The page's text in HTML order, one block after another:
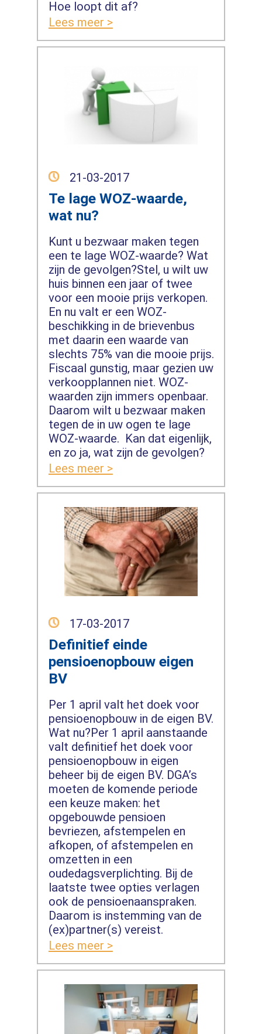
Hoe loopt dit af?
Lees meer >
21-03-2017
Te lage WOZ-waarde,
wat nu?
Kunt u bezwaar maken tegen
een te lage WOZ-waarde? Wat
zijn de gevolgen?Stel, u wilt uw
huis binnen een jaar of twee
voor een mooie prijs verkopen.
En nu valt er een WOZ-
beschikking in de brievenbus
met daarin een waarde van
slechts 75% van die mooie prijs.
Fiscaal gunstig, maar gezien uw
verkoopplannen niet. WOZ-
waarden zijn immers openbaar.
Daarom wilt u bezwaar maken
tegen de in uw ogen te lage
WOZ-waarde. Kan dat eigenlijk,
en zo ja, wat zijn de gevolgen?
Lees meer >
17-03-2017
Definitief einde
pensioenopbouw eigen
BV
Per 1 april valt het doek voor
pensioenopbouw in de eigen BV.
Wat nu?Per 1 april aanstaande
valt definitief het doek voor
pensioenopbouw in eigen
beheer bij de eigen BV. DGA’s
moeten de komende periode
een keuze maken: het
opgebouwde pensioen
bevriezen, afstempelen en
afkopen, of afstempelen en
omzetten in een
oudedagsverplichting. Bij de
laatste twee opties verlagen
ook de pensioenaanspraken.
Daarom is instemming van de
(ex)partner(s) vereist.
Lees meer >